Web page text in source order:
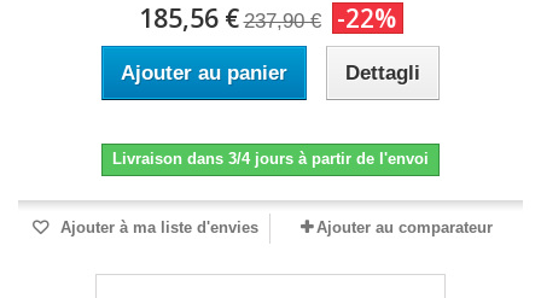
185,56 € 237,90 € -22%
Ajouter au panier Dettagli
Livraison dans 3/4 jours à partir de l'envoi
Ajouter à ma liste d'envies Ajouter au comparateur